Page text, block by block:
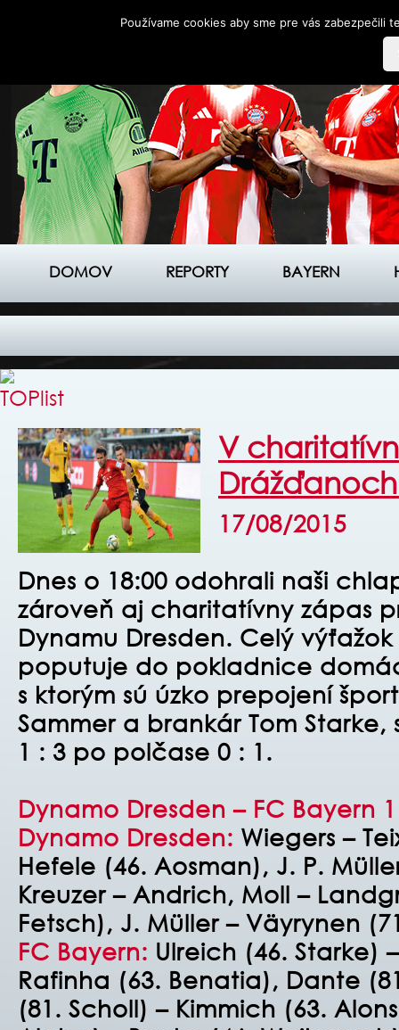
DOMOV REPORTY BAYERN
V
17/08/2015
Dnes o 18:00 odohrali naši
zároveň aj charitatívny zápas
Dynamu Dresden. Celý
poputuje do pokladnice
s ktorým sú úzko prepojení
Sammer a brankár Tom Starke,
1 : 3 po polčase 0 : 1.
Dynamo Dresden – FC Bayern
Dynamo Dresden: Wiegers –
Hefele (46. Aosman), J. P.
Kreuzer – Andrich, Moll –
Fetsch), J. Müller – Väyrynen
FC Bayern: Ulreich (46. Starke)
Rafinha (63. Benatia), Dante
(81. Scholl) – Kimmich (63.
Používame cookies aby sme pre vás zabezpečili